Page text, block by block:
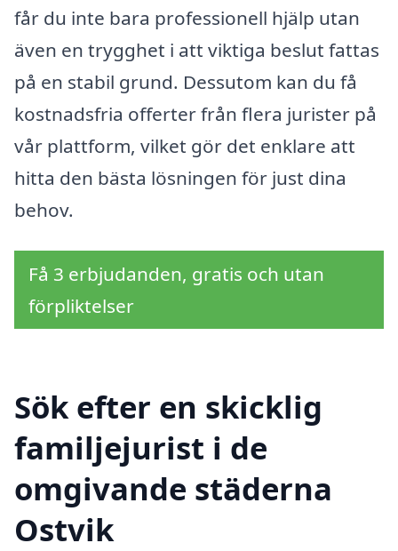
får du inte bara professionell hjälp utan
även en trygghet i att viktiga beslut fattas
på en stabil grund. Dessutom kan du få
kostnadsfria offerter från flera jurister på
vår plattform, vilket gör det enklare att
hitta den bästa lösningen för just dina
behov.
Få 3 erbjudanden, gratis och utan
förpliktelser
Sök efter en skicklig
familjejurist i de
omgivande städerna
Ostvik